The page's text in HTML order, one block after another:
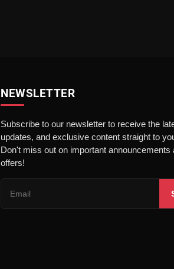
NEWSLETTER
Subscribe to our newsletter to receive the
updates, and exclusive content straight to
Don't miss out on important announcements
offers!